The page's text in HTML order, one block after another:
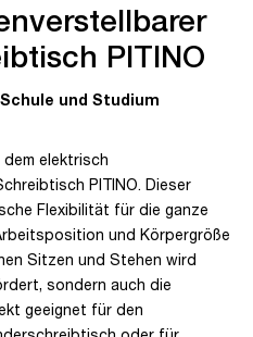
PITINO
und Studium
elektrisch
PITINO. Dieser
Flexibilität für die ganze
und Körpergröße
Sitzen und Stehen wird
sondern auch die
geeignet für den